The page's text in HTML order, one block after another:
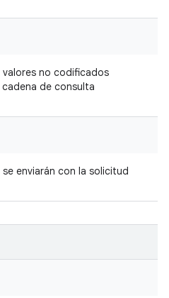
valores no codificados
de consulta
enviarán con la solicitud